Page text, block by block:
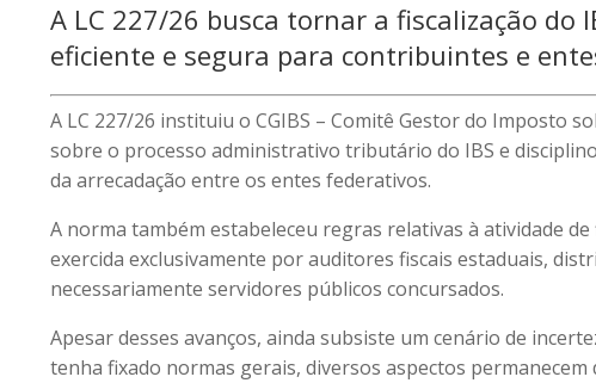
A LC 227/26 busca tornar a fiscalização do
eficiente e segura para contribuintes e
A LC 227/26 instituiu o CGIBS – Comitê Gestor do Imposto
sobre o processo administrativo tributário do IBS e
da arrecadação entre os entes federativos.
A norma também estabeleceu regras relativas à atividade de
exercida exclusivamente por auditores fiscais estaduais,
necessariamente servidores públicos concursados.
Apesar desses avanços, ainda subsiste um cenário de
tenha fixado normas gerais, diversos aspectos permanecem